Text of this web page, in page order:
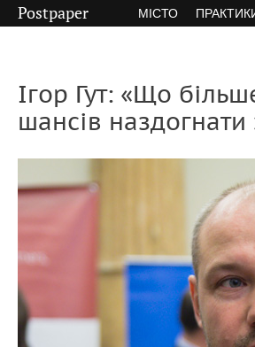
Postpaper МІСТО
Ігор Гут: «Що
шансів наздогнати